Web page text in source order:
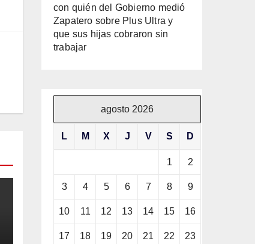
con quién del Gobierno medió
Zapatero sobre Plus Ultra y
que sus hijas cobraron sin
trabajar
agosto 2026
L M X J V S D
1 2
3 4 5 6 7 8 9
10 11 12 13 14 15 16
17 18 19 20 21 22 23